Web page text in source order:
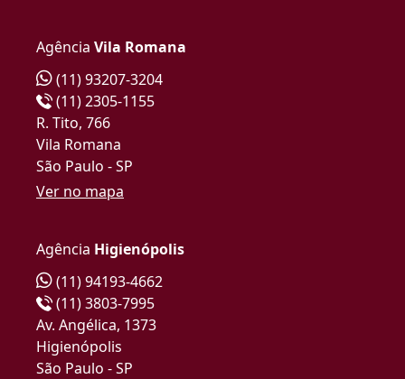
Agência Vila Romana
(11) 93207-3204
(11) 2305-1155
R. Tito, 766
Vila Romana
São Paulo - SP
Ver no mapa
Agência Higienópolis
(11) 94193-4662
(11) 3803-7995
Av. Angélica, 1373
Higienópolis
São Paulo - SP